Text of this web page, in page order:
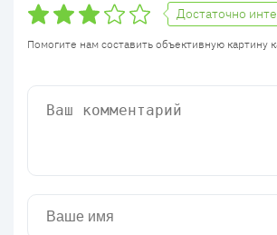
Достаточно
Помогите нам составить объективную картину